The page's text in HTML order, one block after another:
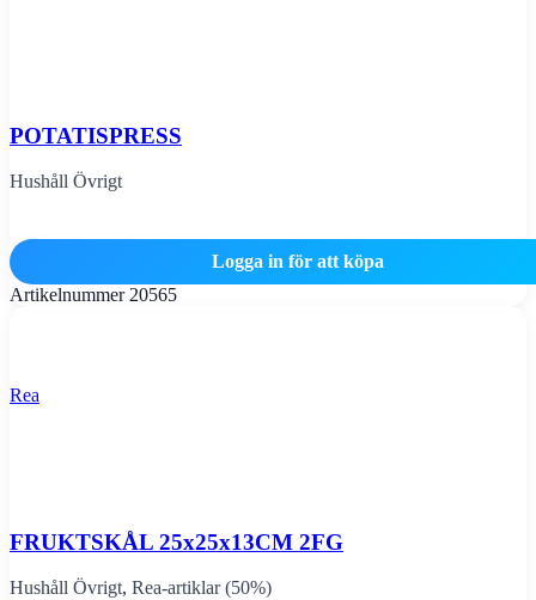
POTATISPRESS
Hushåll Övrigt
Logga in för att köpa
Artikelnummer 20565
Rea
FRUKTSKÅL 25x25x13CM 2FG
Hushåll Övrigt, Rea-artiklar (50%)